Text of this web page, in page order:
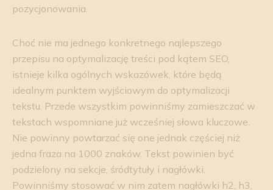
pozycjonowania.
Choć nie ma jednego konkretnego najlepszego
przepisu na optymalizację treści pod kątem SEO,
istnieje kilka ogólnych wskazówek, które będą
idealnym punktem wyjściowym do optymalizacji
tekstu. Przede wszystkim powinniśmy zamieszczać w
tekstach wspomniane już wcześniej słowa kluczowe.
Nie powinny powtarzać się one jednak częściej niż
jedna fraza na 1000 znaków. Tekst powinien być
podzielony na sekcje, śródtytuły i nagłówki.
Powinniśmy stosować w nim zatem nagłówki h2, h3,